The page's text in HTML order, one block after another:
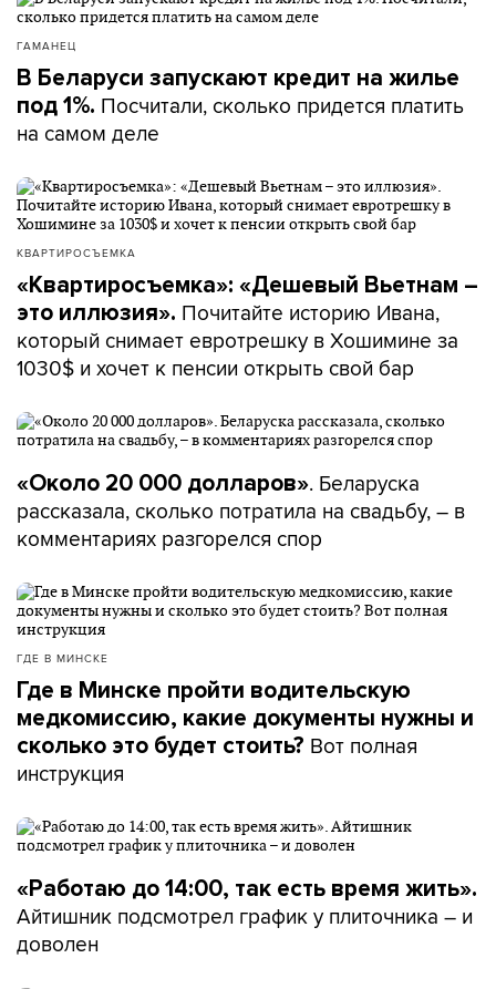
ГАМАНЕЦ
В Беларуси запускают кредит на жилье
под 1%. Посчитали, сколько придется платить
на самом деле
КВАРТИРОСЪЕМКА
«Квартиросъемка»: «Дешевый Вьетнам –
это иллюзия». Почитайте историю Ивана,
который снимает евротрешку в Хошимине за
1030$ и хочет к пенсии открыть свой бар
«Около 20 000 долларов». Беларуска
рассказала, сколько потратила на свадьбу, – в
комментариях разгорелся спор
ГДЕ В МИНСКЕ
Где в Минске пройти водительскую
медкомиссию, какие документы нужны и
сколько это будет стоить? Вот полная
инструкция
«Работаю до 14:00, так есть время жить».
Айтишник подсмотрел график у плиточника – и
доволен